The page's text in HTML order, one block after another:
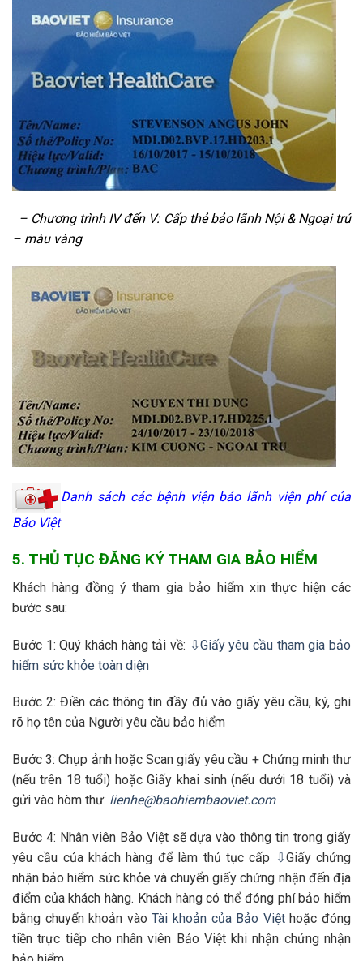
– Chương trình IV đến V: Cấp thẻ bảo lãnh Nội & Ngoại trú
– màu vàng
Danh sách các bệnh viện bảo lãnh viện phí của
Bảo Việt
5. THỦ TỤC ĐĂNG KÝ THAM GIA BẢO HIỂM
Khách hàng đồng ý tham gia bảo hiểm xin thực hiện các
bước sau:
Bước 1: Quý khách hàng tải về: ⇩Giấy yêu cầu tham gia bảo
hiểm sức khỏe toàn diện
Bước 2: Điền các thông tin đầy đủ vào giấy yêu cầu, ký, ghi
rõ họ tên của Người yêu cầu bảo hiểm
Bước 3: Chụp ảnh hoặc Scan giấy yêu cầu + Chứng minh thư
(nếu trên 18 tuổi) hoặc Giấy khai sinh (nếu dưới 18 tuổi) và
gửi vào hòm thư: lienhe@baohiembaoviet.com
Bước 4: Nhân viên Bảo Việt sẽ dựa vào thông tin trong giấy
yêu cầu của khách hàng để làm thủ tục cấp ⇩Giấy chứng
nhận bảo hiểm sức khỏe và chuyển giấy chứng nhận đến địa
điểm của khách hàng. Khách hàng có thể đóng phí bảo hiểm
bằng chuyển khoản vàoTài khoản của Bảo Việthoặc đóng
tiền trực tiếp cho nhân viên Bảo Việt khi nhận chứng nhận